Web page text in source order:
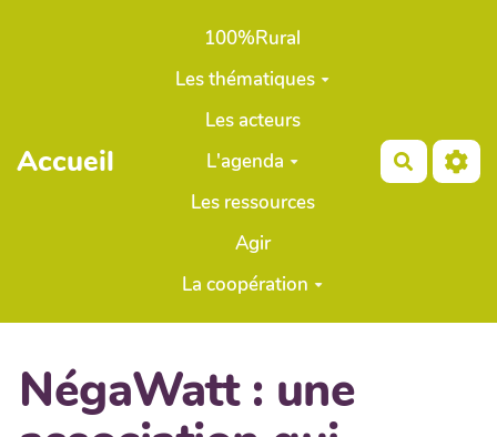
Aller au contenu principal
Accueil
100%Rural
Les thématiques
Les acteurs
L'agenda
Les ressources
Agir
La coopération
NégaWatt : une